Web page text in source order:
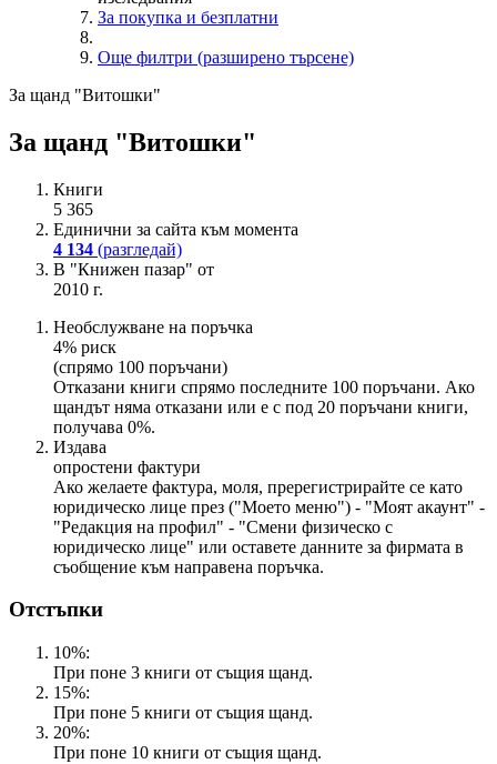
За покупка и безплатни
Още филтри (разширено търсене)
За щанд "Витошки"
За щанд "Витошки"
Книги
5 365
Единични за сайта към момента
4 134 (разгледай)
В "Книжен пазар" от
2010 г.
Необслужване на поръчка
4% риск
(спрямо 100 поръчани)
Отказани книги спрямо последните 100 поръчани. Ако
щандът няма отказани или е с под 20 поръчани книги,
получава 0%.
Издава
опростени фактури
Ако желаете фактура, моля, пререгистрирайте се като
юридическо лице през ("Моето меню") - "Моят акаунт" -
"Редакция на профил" - "Смени физическо с
юридическо лице" или оставете данните за фирмата в
съобщение към направена поръчка.
Отстъпки
10%:
При поне 3 книги от същия щанд.
15%:
При поне 5 книги от същия щанд.
20%:
При поне 10 книги от същия щанд.